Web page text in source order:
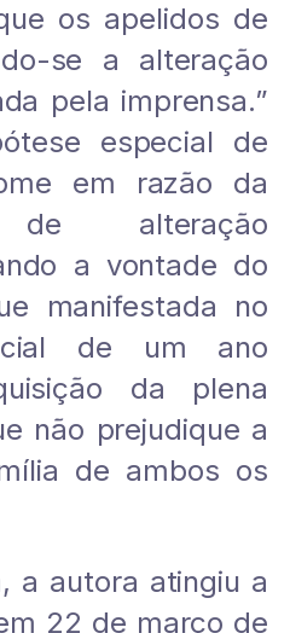
os apelidos de
se a alteração
pela imprensa.”
especial de
em razão da
de alteração
a vontade do
manifestada no
de um ano
da plena
não prejudique a
de ambos os
a autora atingiu a
22 de março de